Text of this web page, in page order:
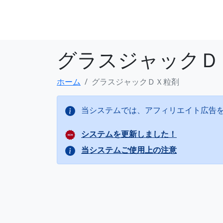
グラスジャック
ホーム グラスジャックＤＸ粒剤
当システムでは、アフィリエイト広告
システムを更新しました！
当システムご使用上の注意